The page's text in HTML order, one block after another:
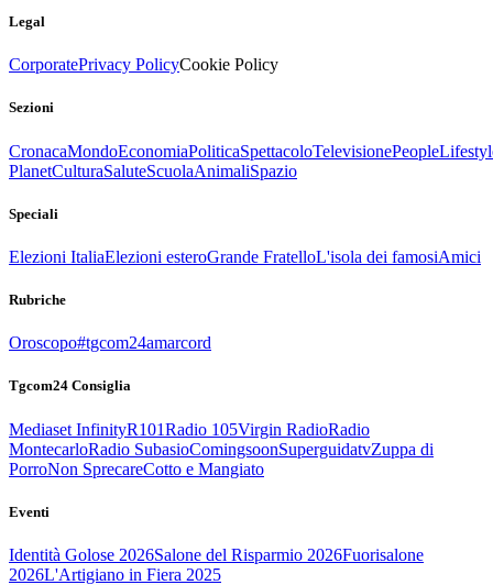
Legal
CorporatePrivacy PolicyCookie Policy
Sezioni
CronacaMondoEconomiaPoliticaSpettacoloTelevisionePeople
PlanetCulturaSaluteScuolaAnimaliSpazio
Speciali
Elezioni ItaliaElezioni esteroGrande FratelloL'isola dei famosiAmici
Rubriche
Oroscopo#tgcom24amarcord
Tgcom24 Consiglia
Mediaset InfinityR101Radio 105Virgin RadioRadio
MontecarloRadio SubasioComingsoonSuperguidatvZuppa di
PorroNon SprecareCotto e Mangiato
Eventi
Identità Golose 2026Salone del Risparmio 2026Fuorisalone
2026L'Artigiano in Fiera 2025